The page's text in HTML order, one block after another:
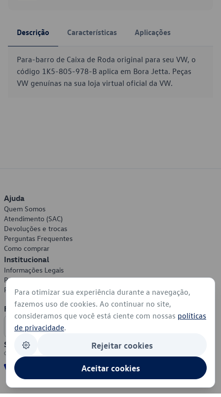
Descrição Características Aplicações
Para-barro de Caixa de Roda original para seu VW, o
código 1K5-805-978-B aplica em Bora Jetta. Peças
VW genuínas na sua loja virtual oficial da VW.
Ajuda
Quem Somos
Atendimento (SAC)
Devoluções e trocas
Perguntas Frequentes
Como comprar
Institucional
Informações Legais
Política de Privacidade
Política de Cookies
Formas de Pagamento
Segurança
Para otimizar sua experiência durante a navegação,
fazemos uso de cookies. Ao continuar no site,
consideramos que você está ciente com nossas políticas
de privacidade.
Rejeitar cookies
Aceitar cookies